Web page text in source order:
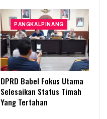
PANGKALPINANG
DPRD Babel Fokus Utama
Selesaikan Status Timah
Yang Tertahan